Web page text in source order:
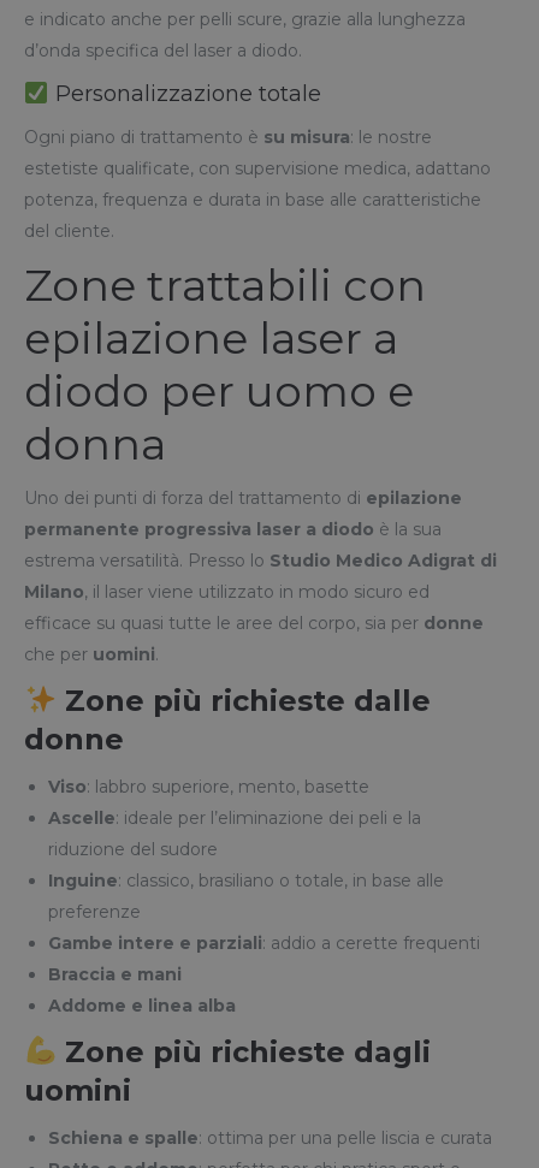
e indicato anche per pelli scure, grazie alla lunghezza
d’onda specifica del laser a diodo.
Personalizzazione totale
Ogni piano di trattamento è su misura: le nostre
estetiste qualificate, con supervisione medica, adattano
potenza, frequenza e durata in base alle caratteristiche
del cliente.
Zone trattabili con
epilazione laser a
diodo per uomo e
donna
Uno dei punti di forza del trattamento di epilazione
permanente progressiva laser a diodo è la sua
estrema versatilità. Presso lo Studio Medico Adigrat di
Milano, il laser viene utilizzato in modo sicuro ed
efficace su quasi tutte le aree del corpo, sia per donne
che per uomini.
Zone più richieste dalle
donne
Viso: labbro superiore, mento, basette
Ascelle: ideale per l’eliminazione dei peli e la
riduzione del sudore
Inguine: classico, brasiliano o totale, in base alle
preferenze
Gambe intere e parziali: addio a cerette frequenti
Braccia e mani
Addome e linea alba
Zone più richieste dagli
uomini
Schiena e spalle: ottima per una pelle liscia e curata